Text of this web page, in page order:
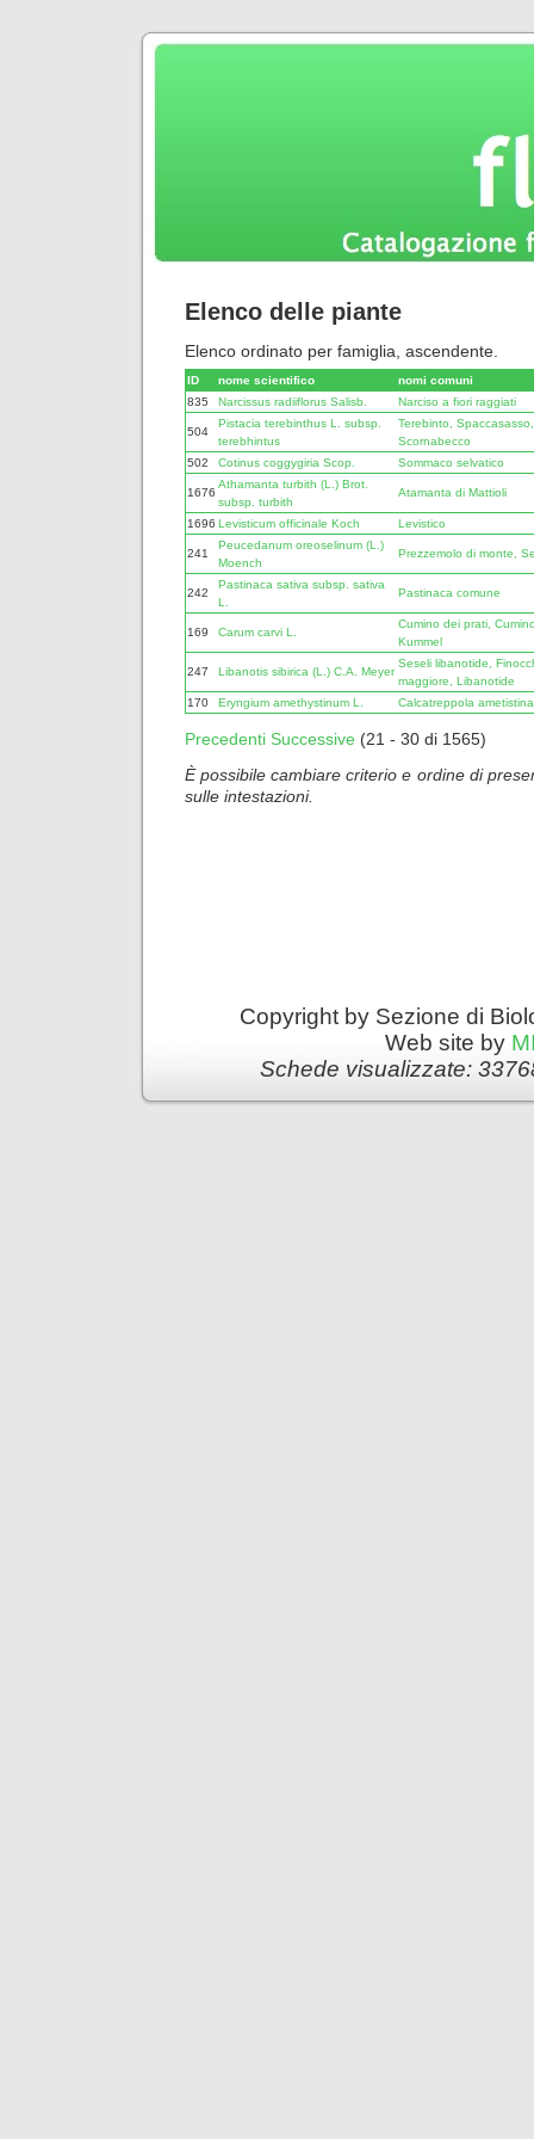
Elenco delle piante
Elenco ordinato per famiglia, ascendente.
ID nome scientifico
nomi comuni
835
Narcissus radiiflorus Salisb. Narciso a fiori raggiati
504
Pistacia terebinthus L. subsp.
terebhintus
Terebinto,
Scornabecco
502
Cotinus coggygiria Scop. Sommaco selvatico
1676
Athamanta turbith (L.) Brot.
subsp. turbith
Atamanta di Mattioli
1696 Levisticum officinale Koch Levistico
241
Peucedanum oreoselinum (L.)
Moench
Prezzemolo di monte,
242
Pastinaca sativa subsp. sativa
L.
Pastinaca comune
169 Carum carvi L.
Cumino dei prati,
Kummel
247 Libanotis sibirica (L.) C.A. Meyer
Seseli libanotide,
maggiore, Libanotide
170
Eryngium amethystinum L. Calcatreppola
Precedenti Successive (21 - 30 di 1565)
È possibile cambiare criterio e ordine di
sulle intestazioni.
Copyright by Sezione di
Web site by
Schede visualizzate: